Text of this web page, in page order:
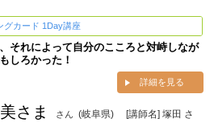
グカード 1Day講座
それによって自分のこころと対峙しなが
しろかった！
詳細を見る
さま さん (岐阜県)
[講師名] 塚田 さ